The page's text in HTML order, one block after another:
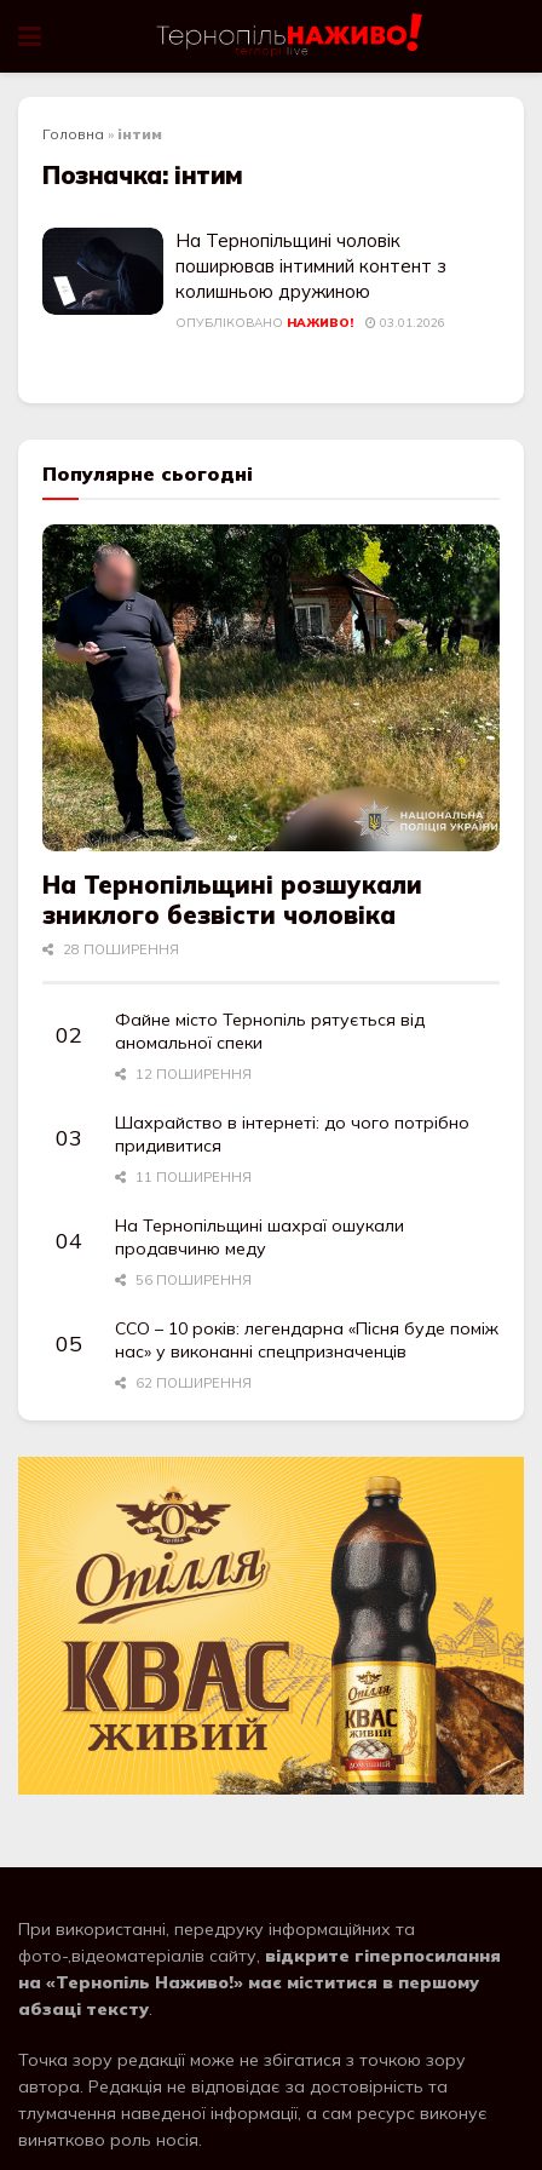
Головна » інтим
Позначка: інтим
На Тернопільщині чоловік
поширював інтимний контент з
колишньою дружиною
ОПУБЛІКОВАНО НАЖИВО! 03.01.2026
Популярне сьогодні
На Тернопільщині розшукали
зниклого безвісти чоловіка
28 ПОШИРЕННЯ
Файне місто Тернопіль рятується від
аномальної спеки
12 ПОШИРЕННЯ
Шахрайство в інтернеті: до чого потрібно
придивитися
11 ПОШИРЕННЯ
На Тернопільщині шахраї ошукали
продавчиню меду
56 ПОШИРЕННЯ
ССО – 10 років: легендарна «Пісня буде поміж
нас» у виконанні спецпризначенців
62 ПОШИРЕННЯ
При використанні, передруку інформаційних та
фото-,відеоматеріалів сайту, відкрите гіперпосилання
на «Тернопіль Наживо!» має міститися в першому
абзаці тексту.
Точка зору редакції може не збігатися з точкою зору
автора. Редакція не відповідає за достовірність та
тлумачення наведеної інформації, а сам ресурс виконує
винятково роль носія.